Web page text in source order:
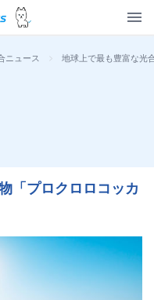
ニュース > 地球上で最も豊富な光
「プロクロロコッカ